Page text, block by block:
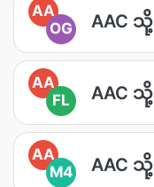
AA
OG
AAC သို့
AA
FL
AAC သို့
AA
M4
AAC